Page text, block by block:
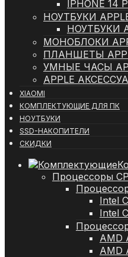
IPHONE 14
НОУТБУКИ
НОУТБУКИ
МОНОБЛОКИ
ПЛАНШЕТЫ
УМНЫЕ ЧАСЫ
APPLE
XIAOMI
КОМПЛЕКТУЮЩИЕ ДЛЯ ПК
НОУТБУКИ
SSD-НАКОПИТЕЛИ
СКИДКИ
Процессоры
Intel
Intel
AMD
AMD